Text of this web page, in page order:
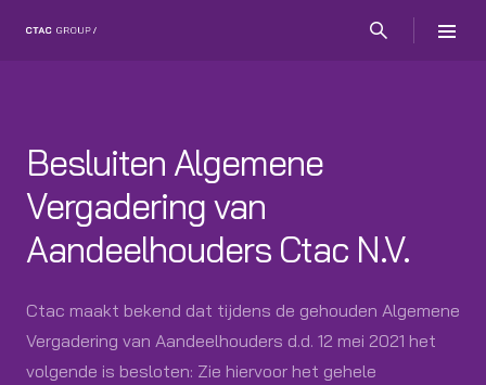
Besluiten Algemene
Vergadering van
Aandeelhouders Ctac N.V.
Ctac maakt bekend dat tijdens de gehouden Algemene
Vergadering van Aandeelhouders d.d. 12 mei 2021 het
volgende is besloten: Zie hiervoor het gehele